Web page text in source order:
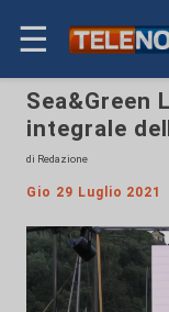
☰
Sea&Green
integrale
di Redazione
Gio 29 Luglio 2021